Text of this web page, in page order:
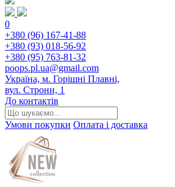
0
+380 (96) 167-41-88
+380 (93) 018-56-92
+380 (95) 763-81-32
poops.pl.ua@gmail.com
Україна, м. Горішні Плавні,
вул. Строни, 1
До контактів
Умови покупки Оплата і доставка